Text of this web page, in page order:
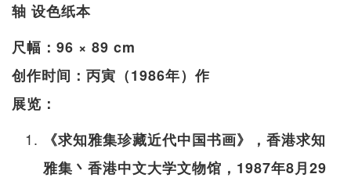
轴 设色纸本
尺幅：96 × 89 cm
创作时间：丙寅（1986年）作
展览：
《求知雅集珍藏近代中国书画》，香港求知
雅集丶香港中文大学文物馆，1987年8月29